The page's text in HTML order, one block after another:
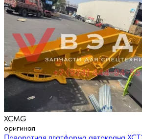
XCMG
оригинал